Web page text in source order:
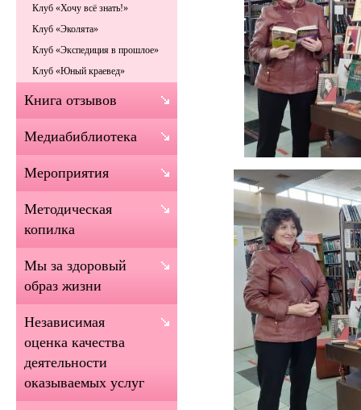
Клуб «Хочу всё знать!»
Клуб «Эколята»
Клуб «Экспедиция в прошлое»
Клуб «Юный краевед»
Книга отзывов
Медиабиблиотека
Мероприятия
Методическая
копилка
Мы за здоровый
образ жизни
Независимая
оценка качества
деятельности
оказываемых услуг